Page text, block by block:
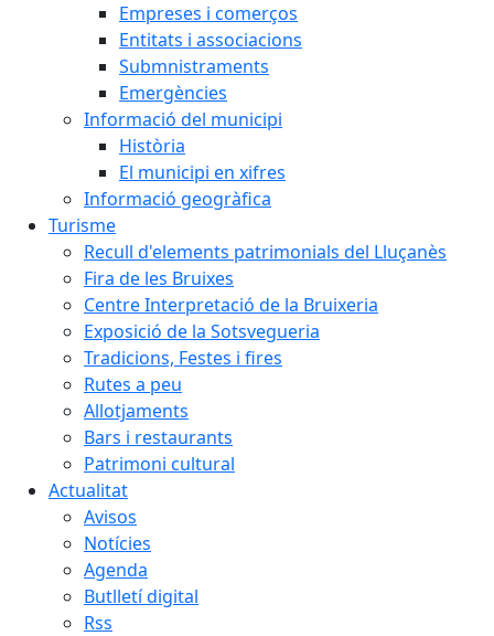
Empreses i comerços
Entitats i associacions
Submnistraments
Emergències
Informació del municipi
Història
El municipi en xifres
Informació geogràfica
Turisme
Recull d'elements patrimonials del Lluçanès
Fira de les Bruixes
Centre Interpretació de la Bruixeria
Exposició de la Sotsvegueria
Tradicions, Festes i fires
Rutes a peu
Allotjaments
Bars i restaurants
Patrimoni cultural
Actualitat
Avisos
Notícies
Agenda
Butlletí digital
Rss